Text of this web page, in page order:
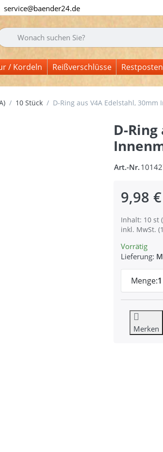
service@baender24.de
Sie einen Suchbegriff ein. Während Sie
/ Kordeln Reißverschlüsse Restposten
10 Stück D-Ring aus V4A Edelstahl,
D-
Art.-Nr.
9,98 €
Inhalt: 10 st
inkl. MwSt.
Vorrätig
Lieferung:
Menge:1
Merken